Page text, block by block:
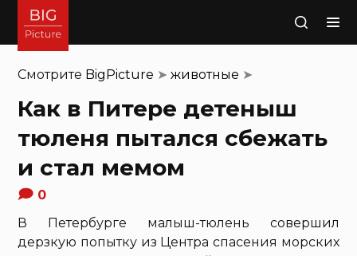
Поиск
Смотрите BigPicture ➤животные ➤
Как в Питере детеныш
тюленя пытался сбежать
и стал мемом
0
В Петербурге малыш-тюлень совершил
дерзкую попытку из Центра спасения морских